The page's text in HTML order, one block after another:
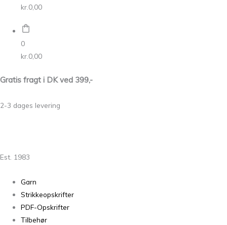
kr. 0,00
0
kr. 0,00
Gratis fragt i DK ved 399,-
2-3 dages levering
Est. 1983
Garn
Strikkeopskrifter
PDF-Opskrifter
Tilbehør